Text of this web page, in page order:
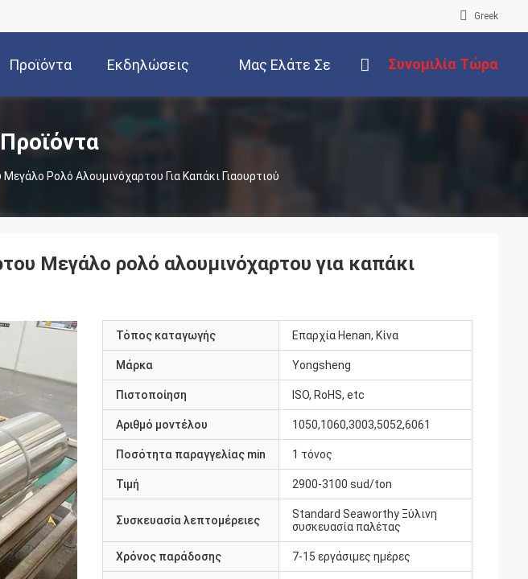
Greek
Προϊόντα Εκδηλώσεις Μας Ελάτε Σε Συνομιλία Τώρα
Ρολό Αλουμινόχαρτου Για Καπάκι Γιαουρτιού
Μεγάλο ρολό αλουμινόχαρτου για καπάκι
Τόπος καταγωγής Επαρχία Henan, Κίνα
Μάρκα Yongsheng
Πιστοποίηση ISO, RoHS, etc
Αριθμό μοντέλου 1050,1060,3003,5052,6061
Ποσότητα παραγγελίας min 1 τόνος
Τιμή 2900-3100 sud/ton
Συσκευασία λεπτομέρειες
Standard Seaworthy Ξύλινη
συσκευασία παλέτας
Χρόνος παράδοσης 7-15 εργάσιμες ημέρες